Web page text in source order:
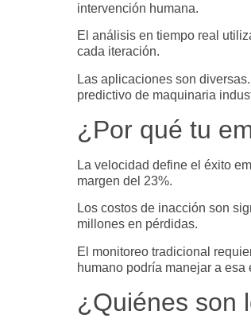
intervención humana.
El análisis en tiempo real
cada iteración.
Las aplicaciones son
predictivo de maquinaria
¿Por qué tu
La velocidad define el éxito
margen del 23%.
Los costos de inacción son
millones en pérdidas.
El monitoreo tradicional
humano podría manejar a esa
¿Quiénes son